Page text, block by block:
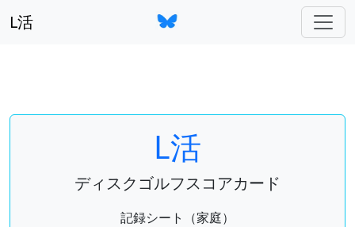
L活
L活
ディスクゴルフスコアカード
記録シート（家庭）